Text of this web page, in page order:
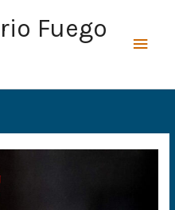
Fuego